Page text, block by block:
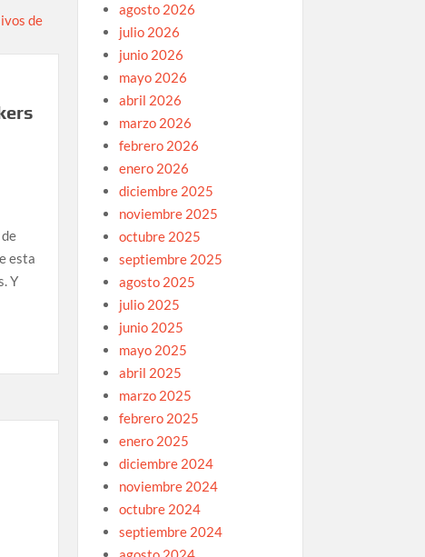
esta
Y
agosto 2026
julio 2026
junio 2026
mayo 2026
abril 2026
marzo 2026
febrero 2026
enero 2026
diciembre 2025
noviembre 2025
octubre 2025
septiembre 2025
agosto 2025
julio 2025
junio 2025
mayo 2025
abril 2025
marzo 2025
febrero 2025
enero 2025
diciembre 2024
noviembre 2024
octubre 2024
septiembre 2024